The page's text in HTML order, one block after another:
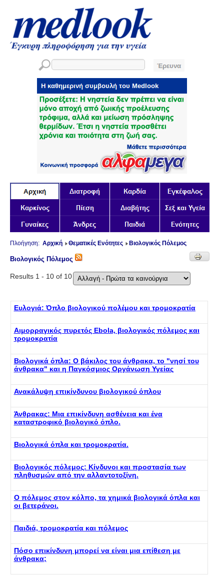
Πλοήγηση: Αρχική Θεματικές Ενότητες Βιολογικός Πόλεμος
Βιολογικός Πόλεμος
Results 1 - 10 of 10
Ευλογιά: Όπλο βιολογικού πολέμου και τρομοκρατία
Αιμορραγικός πυρετός Ebola, βιολογικός πόλεμος και
τρομοκρατία
Βιολογικά όπλα: Ο βάκιλος του άνθρακα, το "νησί του
άνθρακα" και η Παγκόσμιος Οργάνωση Υγείας
Ανακάλυψη επικίνδυνου βιολογικού όπλου
Άνθρακας: Μια επικίνδυνη ασθένεια και ένα
καταστροφικό βιολογικό όπλο.
Βιολογικά όπλα και τρομοκρατία.
Βιολογικός πόλεμος: Κίνδυνοι και προστασία των
πληθυσμών από την αλλαντοτοξίνη.
Ο πόλεμος στον κόλπο, τα χημικά βιολογικά όπλα και
οι βετεράνοι.
Παιδιά, τρομοκρατία και πόλεμος
Πόσο επικίνδυνη μπορεί να είναι μια επίθεση με
άνθρακα;